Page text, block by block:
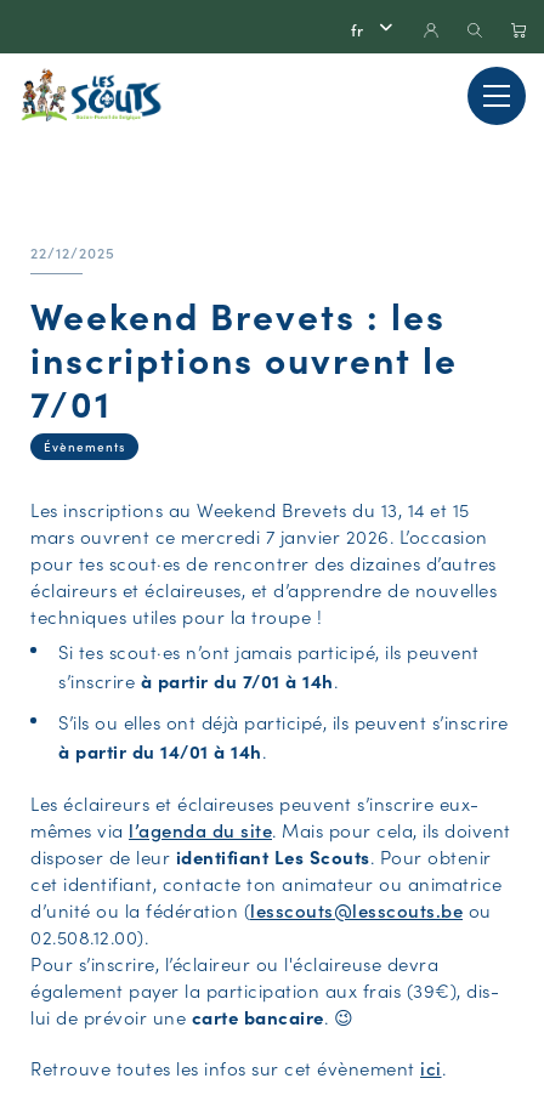
22/12/2025
Weekend Brevets : les
inscriptions ouvrent le
7/01
Évènements
Les inscriptions au Weekend Brevets du 13, 14 et 15
mars ouvrent ce mercredi 7 janvier 2026. L’occasion
pour tes scout·es de rencontrer des dizaines d’autres
éclaireurs et éclaireuses, et d’apprendre de nouvelles
techniques utiles pour la troupe !
Si tes scout·es n’ont jamais participé, ils peuvent
s’inscrire à partir du 7/01 à 14h.
S’ils ou elles ont déjà participé, ils peuvent s’inscrire
à partir du 14/01 à 14h.
Les éclaireurs et éclaireuses peuvent s’inscrire eux-
mêmes via l’agenda du site. Mais pour cela, ils doivent
disposer de leur identifiant Les Scouts. Pour obtenir
cet identifiant, contacte ton animateur ou animatrice
d’unité ou la fédération (lesscouts@lesscouts.be ou
02.508.12.00).
Pour s’inscrire, l’éclaireur ou l'éclaireuse devra
également payer la participation aux frais (39€), dis-
lui de prévoir une carte bancaire. 😉
Retrouve toutes les infos sur cet évènement ici.